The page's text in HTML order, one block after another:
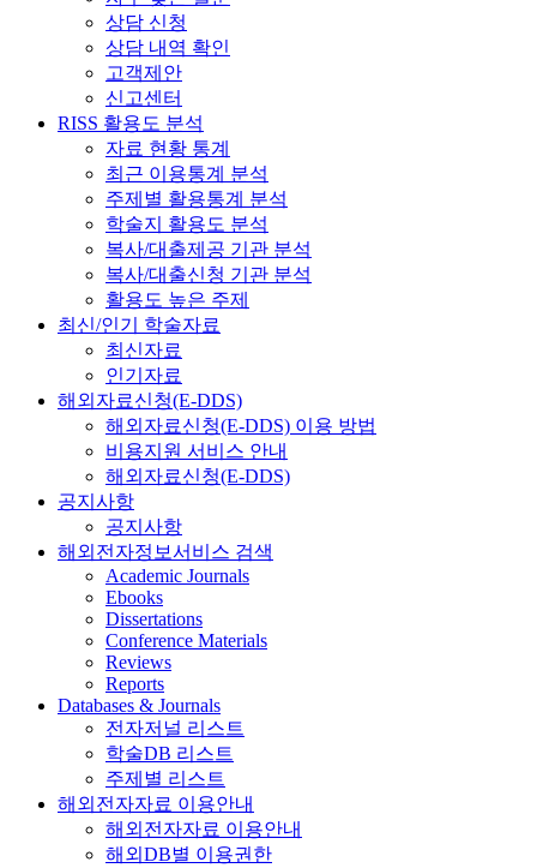
상담 신청
상담 내역 확인
고객제안
신고센터
RISS 활용도 분석
자료 현황 통계
최근 이용통계 분석
주제별 활용통계 분석
학술지 활용도 분석
복사/대출제공 기관 분석
복사/대출신청 기관 분석
활용도 높은 주제
최신/인기 학술자료
최신자료
인기자료
해외자료신청(E-DDS)
해외자료신청(E-DDS) 이용 방법
비용지원 서비스 안내
해외자료신청(E-DDS)
공지사항
공지사항
해외전자정보서비스 검색
Academic Journals
Ebooks
Dissertations
Conference Materials
Reviews
Reports
Databases & Journals
전자저널 리스트
학술DB 리스트
주제별 리스트
해외전자자료 이용안내
해외전자자료 이용안내
해외DB별 이용권한